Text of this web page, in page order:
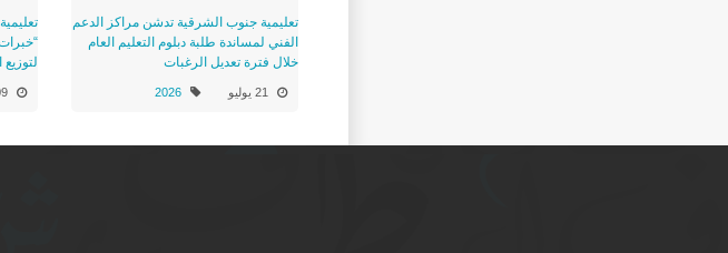
تعليمية جنوب الشرقية تدشن مراكز الدعم
الفني لمساندة طلبة دبلوم التعليم العام
خلال فترة تعديل الرغبات
21 يوليو 2026
لتوزيع
09